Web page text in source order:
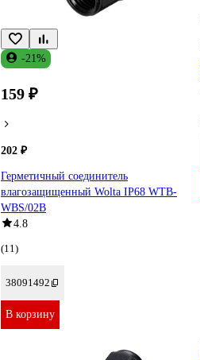
-21%
159 ₽
202 ₽
Герметичный соединитель
влагозащищенный Wolta IP68 WTB-
WBS/02B
4.8
(11)
38091492
В корзину